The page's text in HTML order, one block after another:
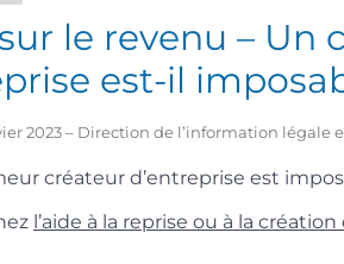
le revenu – Un
est-il
2023 – Direction de l’information
créateur d’entreprise est
l’aide à la reprise ou à la